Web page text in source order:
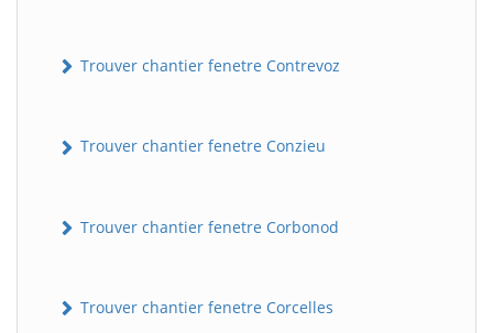
Trouver chantier fenetre Contrevoz
Trouver chantier fenetre Conzieu
Trouver chantier fenetre Corbonod
Trouver chantier fenetre Corcelles